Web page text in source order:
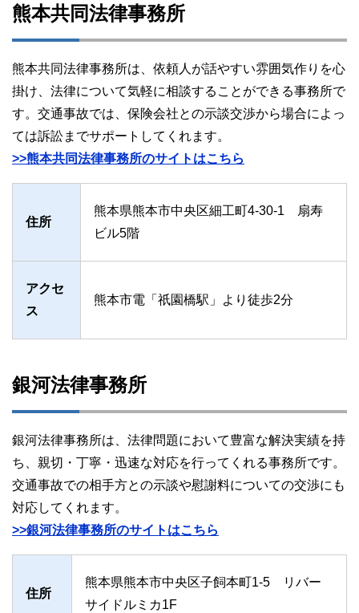
熊本共同法律事務所
熊本共同法律事務所は、依頼人が話やすい雰囲気作りを心
掛け、法律について気軽に相談することができる事務所で
す。交通事故では、保険会社との示談交渉から場合によっ
ては訴訟までサポートしてくれます。
>>熊本共同法律事務所のサイトはこちら
住所
熊本県熊本市中央区細工町4-30-1 扇寿
ビル5階
アクセ
ス
熊本市電「祇園橋駅」より徒歩2分
銀河法律事務所
銀河法律事務所は、法律問題において豊富な解決実績を持
ち、親切・丁寧・迅速な対応を行ってくれる事務所です。
交通事故での相手方との示談や慰謝料についての交渉にも
対応してくれます。
>>銀河法律事務所のサイトはこちら
住所
熊本県熊本市中央区子飼本町1-5 リバー
サイドルミカ1F